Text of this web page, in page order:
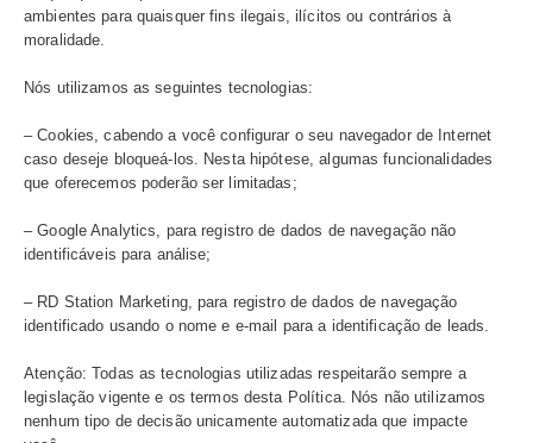
públicos, como cartórios, informações divulgadas no
de Acesso à Informação e outras fontes para fins de
A base de dados formada por meio da coleta de dados é
propriedade e está sob nossa responsabilidade, sendo
acesso e compartilhamento, quando necessários, serão
dentro dos limites e propósitos dos negócios descritos
Política.Além de tratarmos os dados de acordo com
ou seja, de modo que você não seja identificado
COMO UTILIZAMOS OS SEUS DADOS